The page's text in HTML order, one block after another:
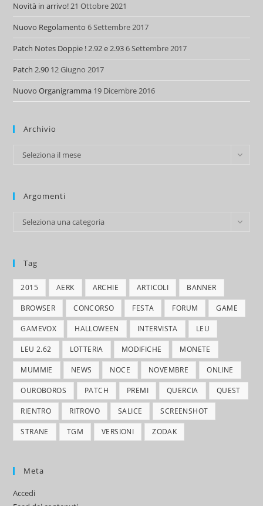
Novità in arrivo!21 Ottobre 2021
Nuovo Regolamento 6 Settembre 2017
Patch Notes Doppie ! 2.92 e 2.936 Settembre 2017
Patch 2.90 12 Giugno 2017
Nuovo Organigramma 19 Dicembre 2016
Archivio
Archivio
Seleziona il mese
Argomenti
Argomenti
Seleziona una categoria
Tag
2015 AERK ARCHIE ARTICOLI BANNER
BROWSER CONCORSO FESTA FORUM GAME
GAMEVOX HALLOWEEN INTERVISTA LEU
LEU 2.62 LOTTERIA MODIFICHE MONETE
MUMMIE NEWS NOCE NOVEMBRE ONLINE
OUROBOROS PATCH PREMI QUERCIA QUEST
RIENTRO RITROVO SALICE SCREENSHOT
STRANE TGM VERSIONI ZODAK
Meta
Accedi